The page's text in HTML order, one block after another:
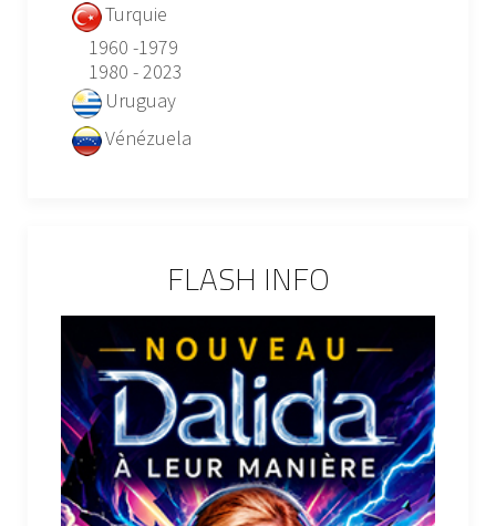
Turquie
1960 -1979
1980 - 2023
Uruguay
Vénézuela
FLASH INFO